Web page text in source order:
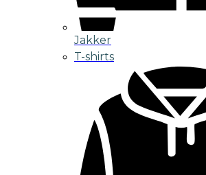
Jakker
T-shirts